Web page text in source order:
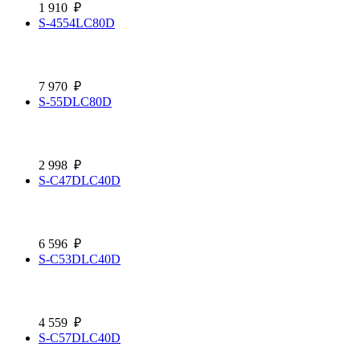
1 910 ₽
S-4554LC80D
7 970 ₽
S-55DLC80D
2 998 ₽
S-C47DLC40D
6 596 ₽
S-C53DLC40D
4 559 ₽
S-C57DLC40D